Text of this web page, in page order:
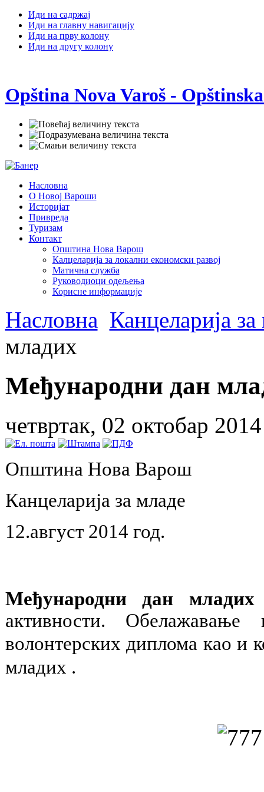
Иди на садржај
Иди на главну навигацију
Иди на прву колону
Иди на другу колону
Opština Nova Varoš -
Насловна
О Новој Вароши
Историјат
Привреда
Туризам
Контакт
Општина Нова Варош
Калцеларија за локални економски развој
Матична служба
Руководиоци одељења
Корисне информације
Насловна Канцеларија
младих
Међународни дан
четвртак, 02 октобар
Општина Нова Варош
Канцеларија за младе
12.август 2014 год.
Међународни дан младих
активности. Обелажавање
волонтерских диплома као и
младих .